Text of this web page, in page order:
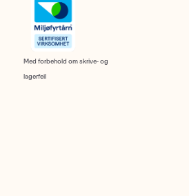
Med forbehold om skrive- og
lagerfeil